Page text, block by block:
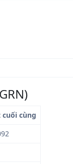
cuối cùng